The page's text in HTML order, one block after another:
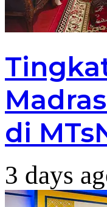
di
3 days